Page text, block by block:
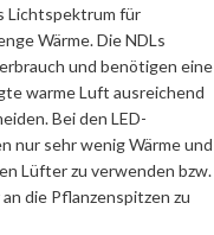
Lichtspektrum für
Wärme. Die NDLs
und benötigen eine
warme Luft ausreichend
Bei den LED-
nur sehr wenig Wärme und
Lüfter zu verwenden bzw.
die Pflanzenspitzen zu